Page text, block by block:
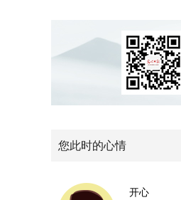
您此时的心情
开心